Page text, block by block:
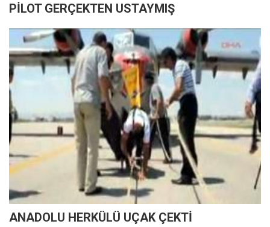
PİLOT GERÇEKTEN USTAYMIŞ
ANADOLU HERKÜLÜ UÇAK ÇEKTİ